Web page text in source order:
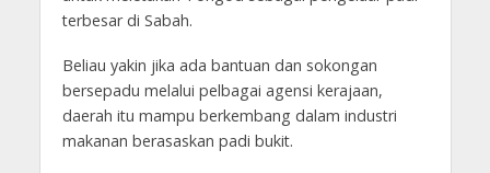
terbesar di Sabah.
Beliau yakin jika ada bantuan dan sokongan
bersepadu melalui pelbagai agensi kerajaan,
daerah itu mampu berkembang dalam industri
makanan berasaskan padi bukit.